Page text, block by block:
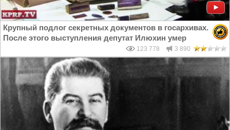
Крупный подлог секретных документов в госархивах.
После этого выступления депутат Илюхин умер
123 778 3 890